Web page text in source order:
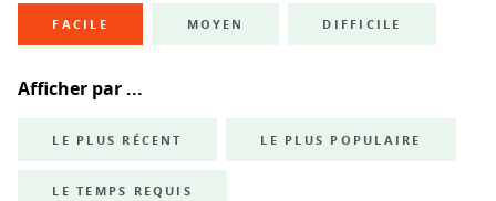
FACILE MOYEN DIFFICILE
Afficher par ...
LE PLUS RÉCENT LE PLUS POPULAIRE
LE TEMPS REQUIS